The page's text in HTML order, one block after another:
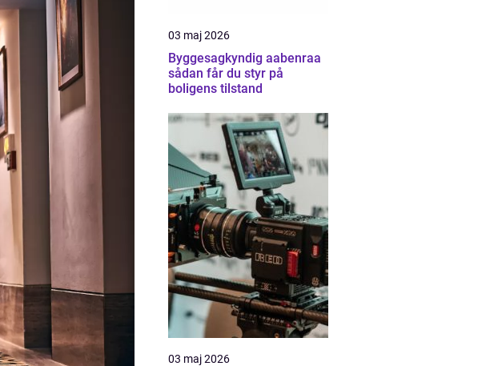
03 maj 2026
Byggesagkyndig aabenraa
sådan får du styr på
boligens tilstand
03 maj 2026